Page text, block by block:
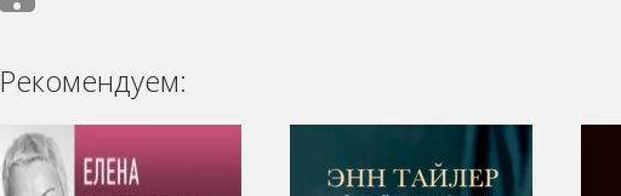
Рекомендуем: